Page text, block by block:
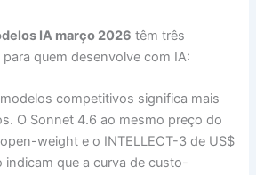
IA março 2026 têm três
quem desenvolve com IA:
competitivos significa mais
O Sonnet 4.6 ao mesmo preço do
weight e o INTELLECT-3 de US$
indicam que a curva de custo-